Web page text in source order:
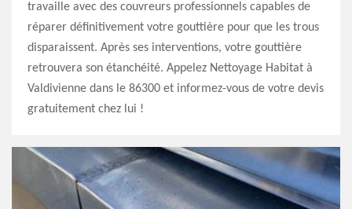
travaille avec des couvreurs professionnels capables de
réparer définitivement votre gouttière pour que les trous
disparaissent. Après ses interventions, votre gouttière
retrouvera son étanchéité. Appelez Nettoyage Habitat à
Valdivienne dans le 86300 et informez-vous de votre devis
gratuitement chez lui !